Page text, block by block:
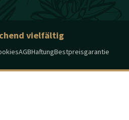
vielfältig
AGBHaftungBestpreisgarantie